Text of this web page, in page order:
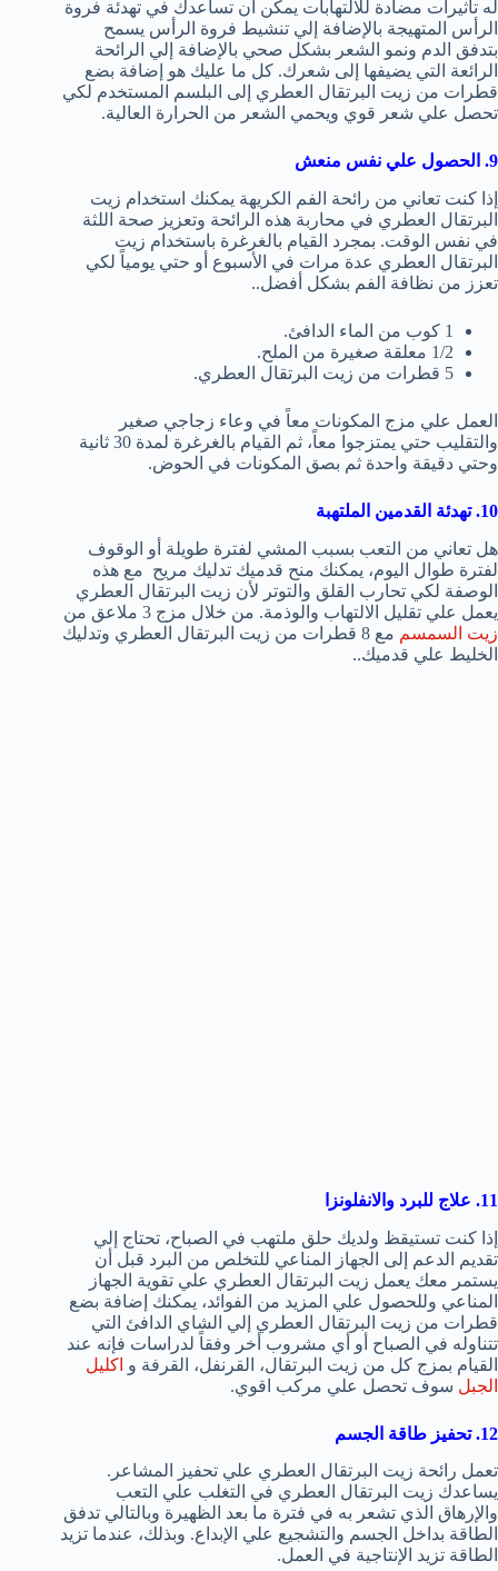
له تأثيرات مضادة للالتهابات يمكن أن تساعدك في تهدئة فروة
الرأس المتهيجة بالإضافة إلي تنشيط فروة الرأس يسمح
بتدفق الدم ونمو الشعر بشكل صحي بالإضافة إلي الرائحة
الرائعة التي يضيفها إلى شعرك. كل ما عليك هو إضافة بضع
قطرات من زيت البرتقال العطري إلى البلسم المستخدم لكي
تحصل علي شعر قوي ويحمي الشعر من الحرارة العالية.
9. الحصول علي نفس منعش
إذا كنت تعاني من رائحة الفم الكريهة يمكنك استخدام زيت
البرتقال العطري في محاربة هذه الرائحة وتعزيز صحة اللثة
في نفس الوقت. بمجرد القيام بالغرغرة باستخدام زيت
البرتقال العطري عدة مرات في الأسبوع أو حتي يومياً لكي
تعزز من نظافة الفم بشكل أفضل..
1 كوب من الماء الدافئ.
1/2 معلقة صغيرة من الملح.
5 قطرات من زيت البرتقال العطري.
العمل علي مزج المكونات معاً في وعاء زجاجي صغير
والتقليب حتي يمتزجوا معاً، ثم القيام بالغرغرة لمدة 30 ثانية
وحتي دقيقة واحدة ثم بصق المكونات في الحوض.
10. تهدئة القدمين الملتهبة
هل تعاني من التعب بسبب المشي لفترة طويلة أو الوقوف
لفترة طوال اليوم، يمكنك منح قدميك تدليك مريح مع هذه
الوصفة لكي تحارب القلق والتوتر لأن زيت البرتقال العطري
يعمل علي تقليل الالتهاب والوذمة. من خلال مزج 3 ملاعق من
زيت السمسم
مع 8 قطرات من زيت البرتقال العطري وتدليك
الخليط علي قدميك..
11. علاج للبرد والانفلونزا
إذا كنت تستيقظ ولديك حلق ملتهب في الصباح، تحتاج إلي
تقديم الدعم إلى الجهاز المناعي للتخلص من البرد قبل أن
يستمر معك يعمل زيت البرتقال العطري علي تقوية الجهاز
المناعي وللحصول علي المزيد من الفوائد، يمكنك إضافة بضع
قطرات من زيت البرتقال العطري إلي الشاي الدافئ التي
تتناوله في الصباح أو أي مشروب أخر وفقاً لدراسات فإنه عند
القيام بمزج كل من زيت البرتقال، القرنفل، القرفة و اكليل
الجبل سوف تحصل علي مركب اقوي.
12. تحفيز طاقة الجسم
تعمل رائحة زيت البرتقال العطري علي تحفيز المشاعر.
يساعدك زيت البرتقال العطري في التغلب علي التعب
والإرهاق الذي تشعر به في فترة ما بعد الظهيرة وبالتالي تدفق
الطاقة بداخل الجسم والتشجيع علي الإبداع. وبذلك، عندما تزيد
الطاقة تزيد الإنتاجية في العمل.